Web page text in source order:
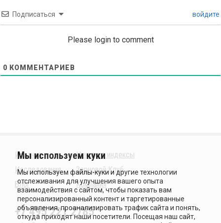
Подписаться войдите
Please login to comment
0 КОММЕНТАРИЕВ
Издания
Исследования
Блог
Ценовые индексы
Зерновой Клуб
Компания
+7 495 221 2785